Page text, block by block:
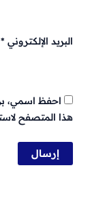
البريد الإلكتروني *
احفظ اسمي،
هذا المتصفح